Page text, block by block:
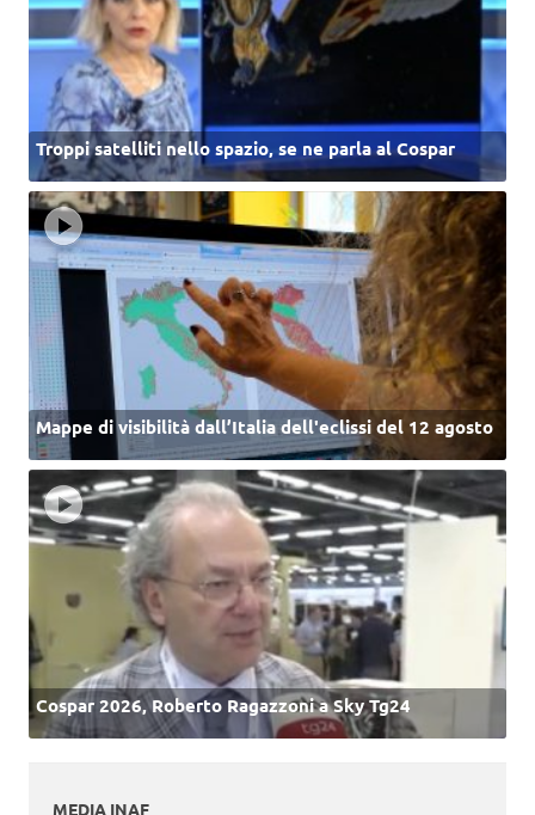
Troppi satelliti nello spazio, se ne parla al Cospar
Mappe di visibilità dall’Italia dell'eclissi del 12 agosto
Cospar 2026, Roberto Ragazzoni a Sky Tg24
MEDIA INAF